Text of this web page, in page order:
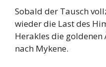
Sobald der Tausch
wieder die Last des
Herakles die
nach Mykene.